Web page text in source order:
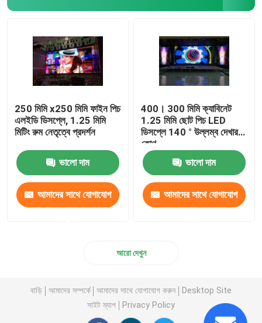
250 মিমি x250 মিমি ফাইন পিচ
এলইডি ডিসপ্লে, 1.25 মিমি
মিটিং রুম নেতৃত্বে প্রদর্শন
ভালো দাম
আমাদের সাথে যোগাযোগ
400। 300 মিমি ক্যাবিনেট
1.25 মিমি ছোট পিচ LED
ডিসপ্লে 140 ° উল্লম্ব দেখার
কোণ
ভালো দাম
আমাদের সাথে যোগাযোগ
আরো দেখুন
বাড়ি আমাদের সম্পর্কে আমাদের সাথে যোগাযোগ করুন
Desktop Site
সাইট ম্যাপ
Privacy Policy